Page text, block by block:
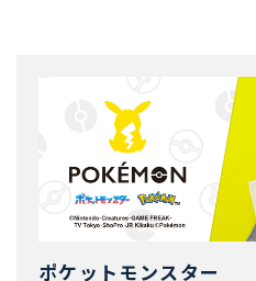
ポケットモンスター